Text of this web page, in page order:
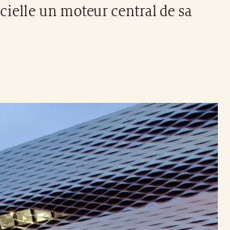
un moteur central de sa